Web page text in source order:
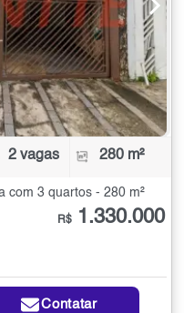
2 vagas 280 m²
com 3 quartos - 280 m²
R$ 1.330.000
Contatar